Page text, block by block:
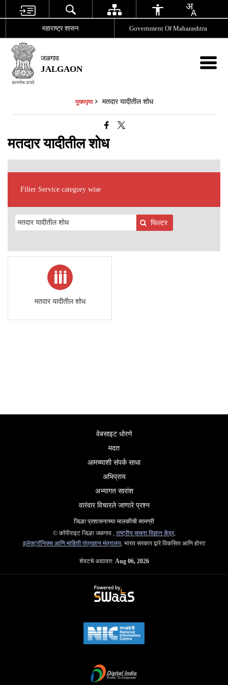
महाराष्ट्र शासन Government Of Maharashtra
जळगाव
JALGAON
मुख्यपृष्ठ मतदार यादीतील शोध
मतदार यादीतील शोध
Filter Service category wise
फिल्टर
मतदार यादीतील शोध
वेबसाइट धोरणे
मदत
आमच्याशी संपर्क साधा
अभिप्राय
अभ्यागत सारांश
वारंवार विचारले जाणारे प्रश्न
जिल्हा प्रशासनाच्या मालकीची सामग्री
© कॉपीराइट जिल्हा जळगाव , राष्ट्रीय सूचना विज्ञान केंद्र,
इलेक्ट्रॉनिक्स आणि माहिती तंत्रज्ञान मंत्रालय, भारत सरकार द्वारे विकसित आणि होस्ट
शेवटचे अद्यावत: Aug 06, 2026